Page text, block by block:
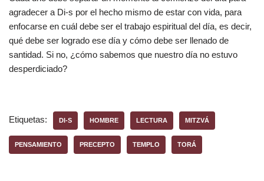
agradecer a Di-s por el hecho mismo de estar con vida, para
enfocarse en cuál debe ser el trabajo espiritual del día, es decir,
qué debe ser logrado ese día y cómo debe ser llenado de
santidad. Si no, ¿cómo sabemos que nuestro día no estuvo
desperdiciado?
Etiquetas: DI-S HOMBRE LECTURA MITZVÁ
PENSAMIENTO PRECEPTO TEMPLO TORÁ